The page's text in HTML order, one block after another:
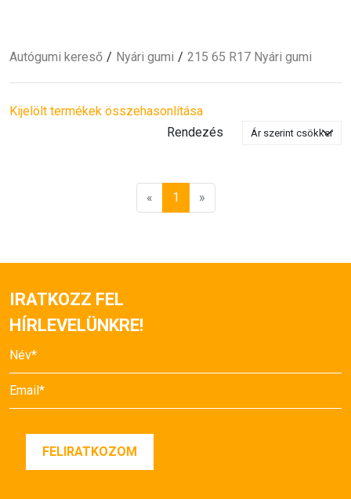
Autógumi kereső Nyári gumi 215 65 R17 Nyári gumi
Kijelölt termékek összehasonlítása
Rendezés
« 1 »
IRATKOZZ FEL
HÍRLEVELÜNKRE!